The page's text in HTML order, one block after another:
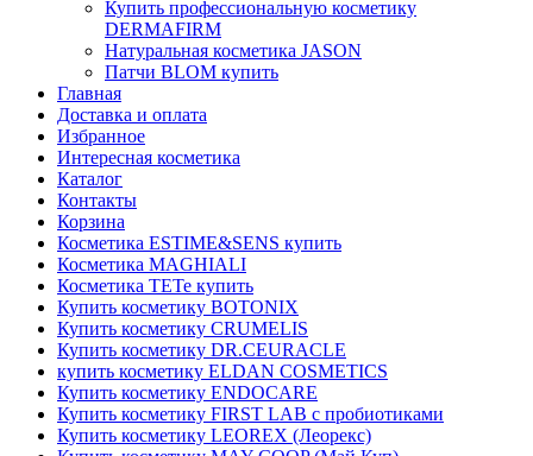
Купить профессиональную косметику
DERMAFIRM
Натуральная косметика JASON
Патчи BLOM купить
Главная
Доставка и оплата
Избранное
Интересная косметика
Каталог
Контакты
Корзина
Косметика ESTIME&SENS купить
Косметика MAGHIALI
Косметика TETe купить
Купить косметику BOTONIX
Купить косметику CRUMELIS
Купить косметику DR.CEURACLE
купить косметику ELDAN COSMETICS
Купить косметику ENDOCARE
Купить косметику FIRST LAB c пробиотиками
Купить косметику LEOREX (Леорекс)